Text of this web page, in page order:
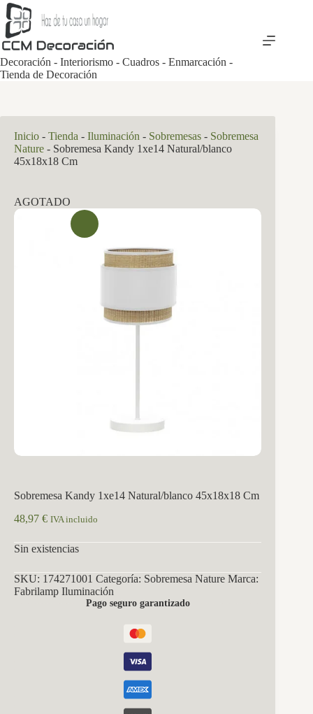
Saltar
al
contenido
Decoración - Interiorismo - Cuadros - Enmarcación -
Tienda de Decoración
Inicio - Tienda - Iluminación - Sobremesas - Sobremesa
Nature - Sobremesa Kandy 1xe14 Natural/blanco
45x18x18 Cm
AGOTADO
Sobremesa Kandy 1xe14 Natural/blanco 45x18x18 Cm
48,97 € IVA incluido
Sin existencias
SKU: 174271001 Categoría: Sobremesa Nature Marca:
Fabrilamp Iluminación
Pago seguro garantizado